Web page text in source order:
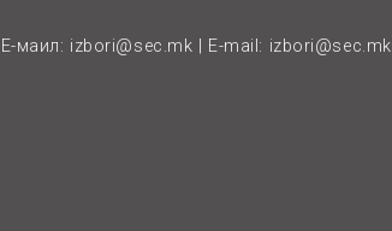
Е-маил: izbori@sec.mk | E-mail: izbori@sec.mk